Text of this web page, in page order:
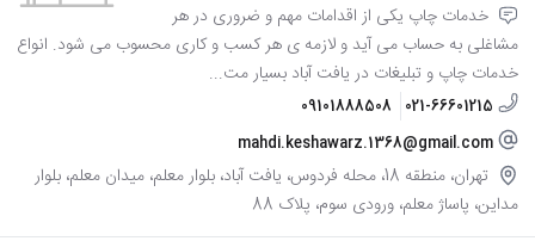
خدمات چاپ یکی از اقدامات مهم و ضروری در هر
مشاغلی به حساب می آید و لازمه ی هر کسب و کاری محسوب می شود. انواع
خدمات چاپ و تبلیغات در یافت آباد بسیار مت...
021-66601215
09101888508
mahdi.keshawarz.1368@gmail.com
تهران، منطقه 18، محله فردوس، یافت آباد، بلوار معلم، میدان معلم، بلوار
مداین، پاساژ معلم، ورودی سوم، پلاک 88